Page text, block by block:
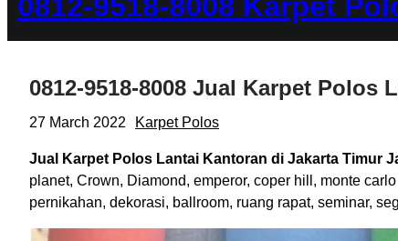
0812-9518-8008 Jual Karpet
27 March 2022 Karpet Polos
Jual Karpet Polos Lantai Kantoran di Jakarta Timur
planet, Crown, Diamond, emperor, coper hill, monte
pernikahan, dekorasi, ballroom, ruang rapat, seminar,